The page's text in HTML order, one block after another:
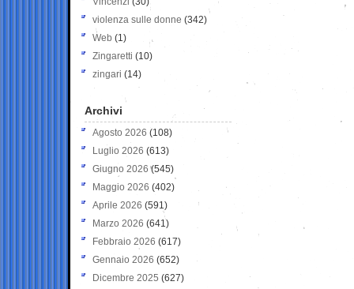
violenza sulle donne (342)
Web (1)
Zingaretti (10)
zingari (14)
Archivi
Agosto 2026 (108)
Luglio 2026 (613)
Giugno 2026 (545)
Maggio 2026 (402)
Aprile 2026 (591)
Marzo 2026 (641)
Febbraio 2026 (617)
Gennaio 2026 (652)
Dicembre 2025 (627)